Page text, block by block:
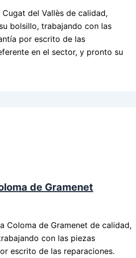
del Vallès de calidad,
bolsillo, trabajando con las
por escrito de las
en el sector, y pronto su
de Gramenet
Coloma de Gramenet de calidad,
con las piezas
escrito de las reparaciones.